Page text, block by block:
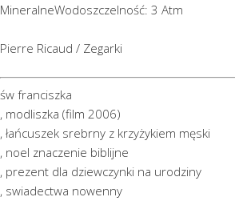
MineralneWodoszczelność: 3 Atm
Pierre Ricaud / Zegarki
św franciszka
, modliszka (film 2006)
, łańcuszek srebrny z krzyżykiem męski
, noel znaczenie biblijne
, prezent dla dziewczynki na urodziny
, swiadectwa nowenny